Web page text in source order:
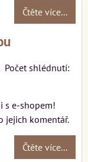
Čtěte více...
Počet shlédnutí:
s e-shopem!
jejich komentář.
Čtěte více...